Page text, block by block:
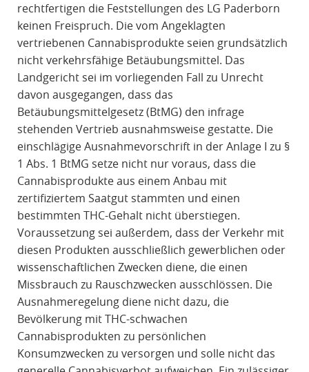
rechtfertigen die Feststellungen des LG Paderborn
keinen Freispruch. Die vom Angeklagten
vertriebenen Cannabisprodukte seien grundsätzlich
nicht verkehrsfähige Betäubungsmittel. Das
Landgericht sei im vorliegenden Fall zu Unrecht
davon ausgegangen, dass das
Betäubungsmittelgesetz (BtMG) den infrage
stehenden Vertrieb ausnahmsweise gestatte. Die
einschlägige Ausnahmevorschrift in der Anlage I zu §
1 Abs. 1 BtMG setze nicht nur voraus, dass die
Cannabisprodukte aus einem Anbau mit
zertifiziertem Saatgut stammten und einen
bestimmten THC-Gehalt nicht überstiegen.
Voraussetzung sei außerdem, dass der Verkehr mit
diesen Produkten ausschließlich gewerblichen oder
wissenschaftlichen Zwecken diene, die einen
Missbrauch zu Rauschzwecken ausschlössen. Die
Ausnahmeregelung diene nicht dazu, die
Bevölkerung mit THC-schwachen
Cannabisprodukten zu persönlichen
Konsumzwecken zu versorgen und solle nicht das